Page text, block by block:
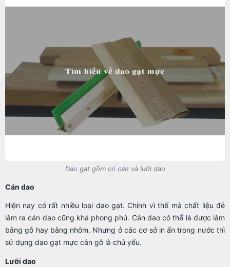
Dao gạt gồm có cán và lưỡi dao
Cán dao
Hiện nay có rất nhiều loại dao gạt. Chính vì thế mà chất liệu đẻ
làm ra cán dao cũng khá phong phú. Cán dao có thể là được làm
bằng gỗ hay bằng nhôm. Nhưng ở các cơ sở in ấn trong nước thì
sử dụng dao gạt mực cán gỗ là chủ yếu.
Lưỡi dao